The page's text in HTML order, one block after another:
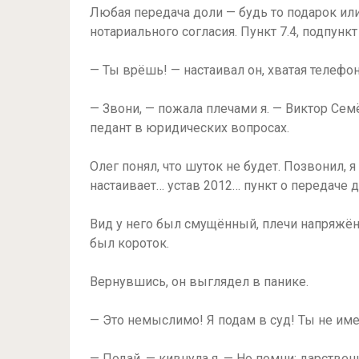
Любая передача доли — будь то подарок
нотариального согласия. Пункт 7.4,
— Ты врёшь! — настаивал он, хватая
— Звони, — пожала плечами я. — Виктор
педант в юридических вопросах.
Олег понял, что шуток не будет.
настаивает… устав 2012… пункт о передаче
Вид у него был смущённый, плечи
был короток.
Вернувшись, он выглядел в панике.
— Это немыслимо! Я подам в суд! Ты не